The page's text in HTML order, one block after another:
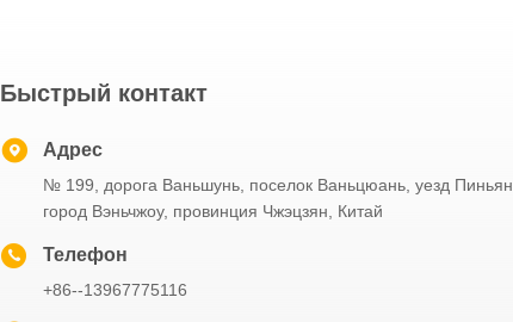
Быстрый контакт
Адрес
№ 199, дорога Ваньшунь, поселок Ваньцюань, уезд Пиньян,
город Вэньчжоу, провинция Чжэцзян, Китай
Телефон
+86--13967775116